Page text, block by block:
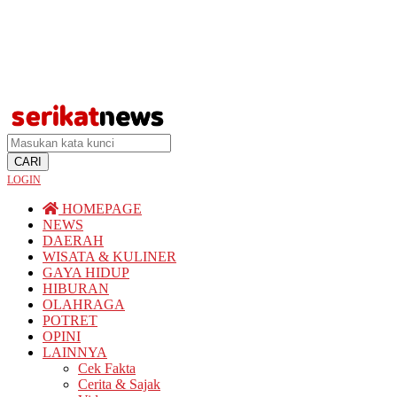
TERKONEKSI
BERSAMA
KAMI
serikatnews.com
Facebook
serikatnews.com
Twitter
serikatnews.com
Instagram
serikatnews.com
YouTube
CARI
LOGIN
HOMEPAGE
NEWS
DAERAH
WISATA & KULINER
GAYA HIDUP
HIBURAN
OLAHRAGA
POTRET
OPINI
LAINNYA
Cek Fakta
Cerita & Sajak